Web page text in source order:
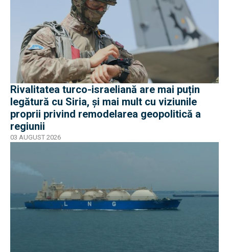
Rivalitatea turco-israeliană are mai puțin
legătură cu Siria, și mai mult cu viziunile
proprii privind remodelarea geopolitică a
regiunii
03 AUGUST 2026